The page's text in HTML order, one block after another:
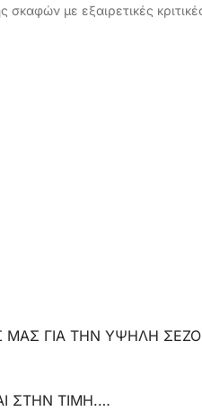
σκαφών με εξαιρετικές
ΓΙΑ ΤΗΝ ΥΨΗΛΗ
ΣΤΗΝ ΤΙΜΗ.